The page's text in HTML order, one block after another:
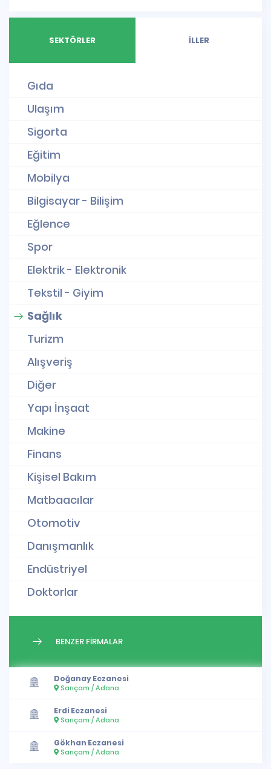
SEKTÖRLER İLLER
Gıda
Ulaşım
Sigorta
Eğitim
Mobilya
Bilgisayar - Bilişim
Eğlence
Spor
Elektrik - Elektronik
Tekstil - Giyim
Sağlık
Turizm
Alışveriş
Diğer
Yapı İnşaat
Makine
Finans
Kişisel Bakım
Matbaacılar
Otomotiv
Danışmanlık
Endüstriyel
Doktorlar
BENZER FİRMALAR
Doğanay Eczanesi
Sarıçam / Adana
Erdi Eczanesi
Sarıçam / Adana
Gökhan Eczanesi
Sarıçam / Adana